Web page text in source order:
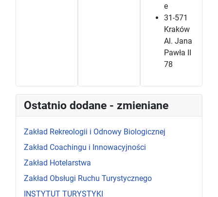
e
31-571
Kraków
Al. Jana
Pawła II
78
Ostatnio dodane - zmieniane
Zakład Rekreologii i Odnowy Biologicznej
Zakład Coachingu i Innowacyjności
Zakład Hotelarstwa
Zakład Obsługi Ruchu Turystycznego
INSTYTUT TURYSTYKI